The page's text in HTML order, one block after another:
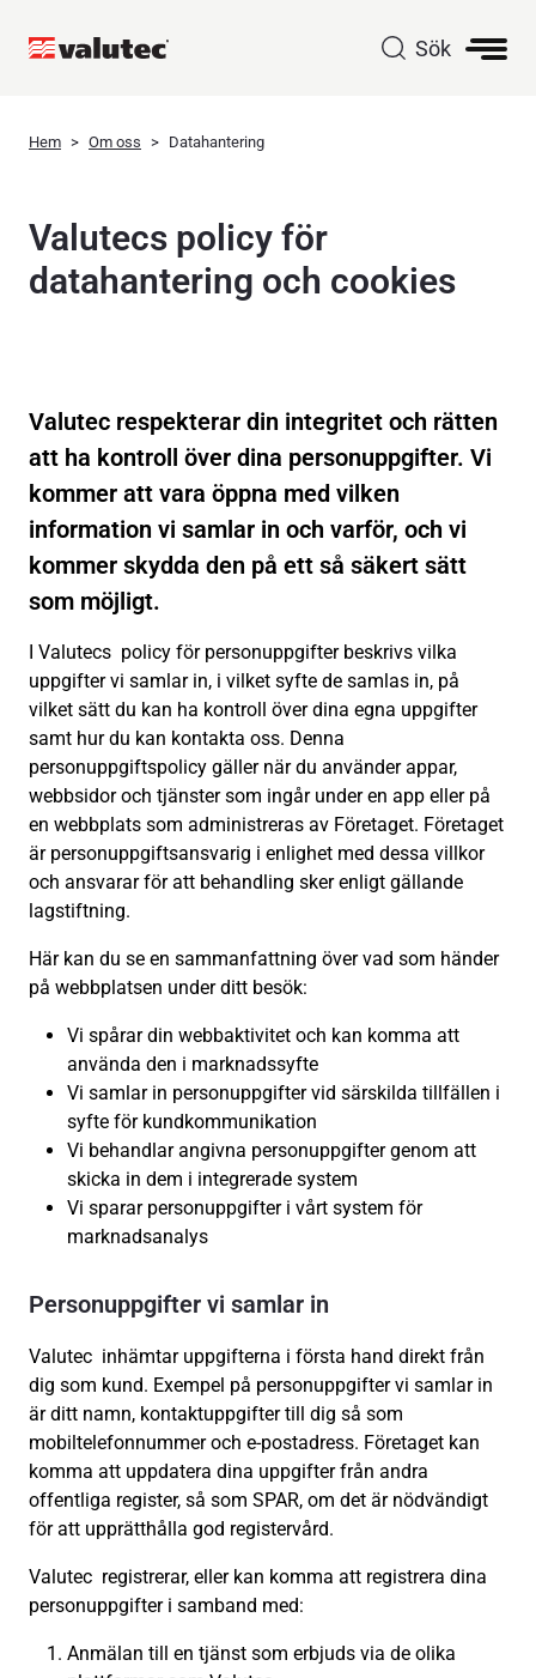
Sök
Hem Om oss Datahantering
Valutecs policy för
datahantering och cookies
Valutec respekterar din integritet och rätten
att ha kontroll över dina personuppgifter. Vi
kommer att vara öppna med vilken
information vi samlar in och varför, och vi
kommer skydda den på ett så säkert sätt
som möjligt.
I Valutecs policy för personuppgifter beskrivs vilka
uppgifter vi samlar in, i vilket syfte de samlas in, på
vilket sätt du kan ha kontroll över dina egna uppgifter
samt hur du kan kontakta oss. Denna
personuppgiftspolicy gäller när du använder appar,
webbsidor och tjänster som ingår under en app eller på
en webbplats som administreras av Företaget. Företaget
är personuppgiftsansvarig i enlighet med dessa villkor
och ansvarar för att behandling sker enligt gällande
lagstiftning.
Här kan du se en sammanfattning över vad som händer
på webbplatsen under ditt besök:
Vi spårar din webbaktivitet och kan komma att
använda den i marknadssyfte
Vi samlar in personuppgifter vid särskilda tillfällen i
syfte för kundkommunikation
Vi behandlar angivna personuppgifter genom att
skicka in dem i integrerade system
Vi sparar personuppgifter i vårt system för
marknadsanalys
Personuppgifter vi samlar in
Valutec inhämtar uppgifterna i första hand direkt från
dig som kund. Exempel på personuppgifter vi samlar in
är ditt namn, kontaktuppgifter till dig så som
mobiltelefonnummer och e-postadress. Företaget kan
komma att uppdatera dina uppgifter från andra
offentliga register, så som SPAR, om det är nödvändigt
för att upprätthålla god registervård.
Valutec registrerar, eller kan komma att registrera dina
personuppgifter i samband med:
Anmälan till en tjänst som erbjuds via de olika